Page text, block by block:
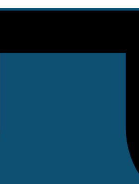
и всегда ответственно